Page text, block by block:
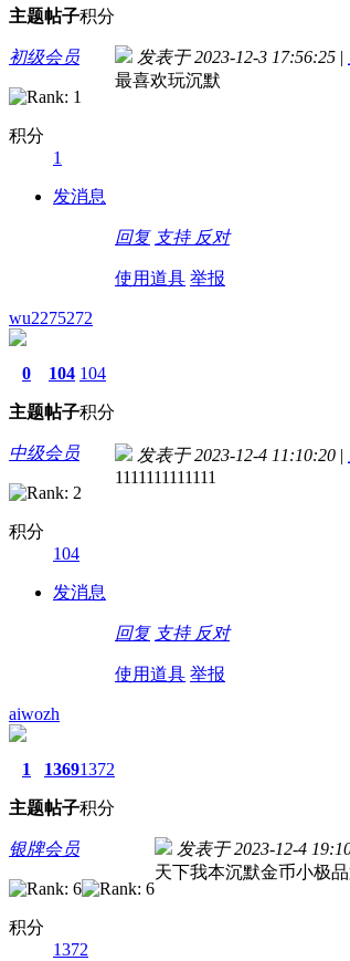
主题帖子积分
初级会员
积分
1
发消息
发表于 2023-12-3 17:56:25 |
最喜欢玩沉默
回复 支持 反对
使用道具 举报
wu2275272
0
主题
104
帖子
104
积分
中级会员
积分
104
发消息
发表于 2023-12-4 11:10:20 |
1111111111111
回复 支持 反对
使用道具 举报
aiwozh
1
主题
1369
帖子
1372
积分
银牌会员
积分
1372
发表于 2023-12-4
天下我本沉默金币小极